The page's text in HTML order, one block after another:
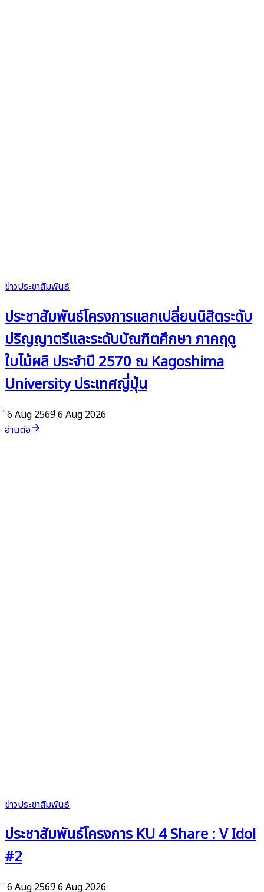
ข่าวประชาสัมพันธ์
ประชาสัมพันธ์โครงการแลกเปลี่ยนนิสิตระดับ
ปริญญาตรีและระดับบัณฑิตศึกษา ภาคฤดู
ใบไม้ผลิ ประจำปี 2570 ณ Kagoshima
University ประเทศญี่ปุ่น
่ 6 Aug 2569่ 6 Aug 2026
อ่านต่อ
ข่าวประชาสัมพันธ์
ประชาสัมพันธ์โครงการ KU 4 Share : V Idol
#2
่ 6 Aug 2569่ 6 Aug 2026